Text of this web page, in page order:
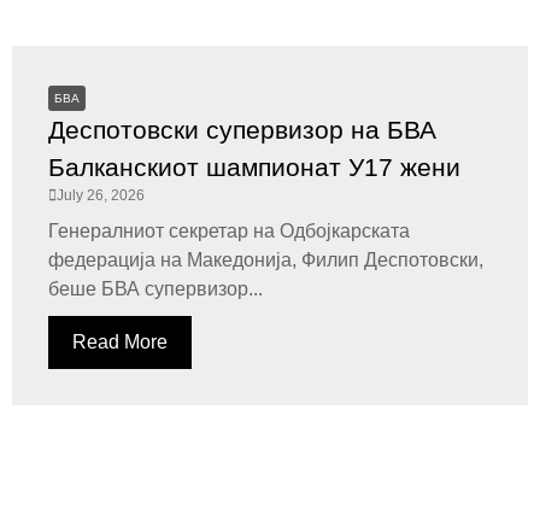
БВА
Деспотовски супервизор на БВА
Балканскиот шампионат У17 жени
July 26, 2026
Генералниот секретар на Одбојкарската
федерација на Македонија, Филип Деспотовски,
беше БВА супервизор...
Read More